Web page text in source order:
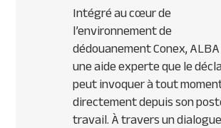
Intégré au cœur de
l’environnement de
dédouanement Conex,
une aide experte que le
peut invoquer à tout
directement depuis son
travail. À travers un dialogue